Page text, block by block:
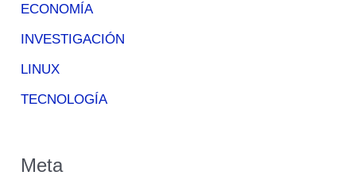
ECONOMÍA
INVESTIGACIÓN
LINUX
TECNOLOGÍA
Meta